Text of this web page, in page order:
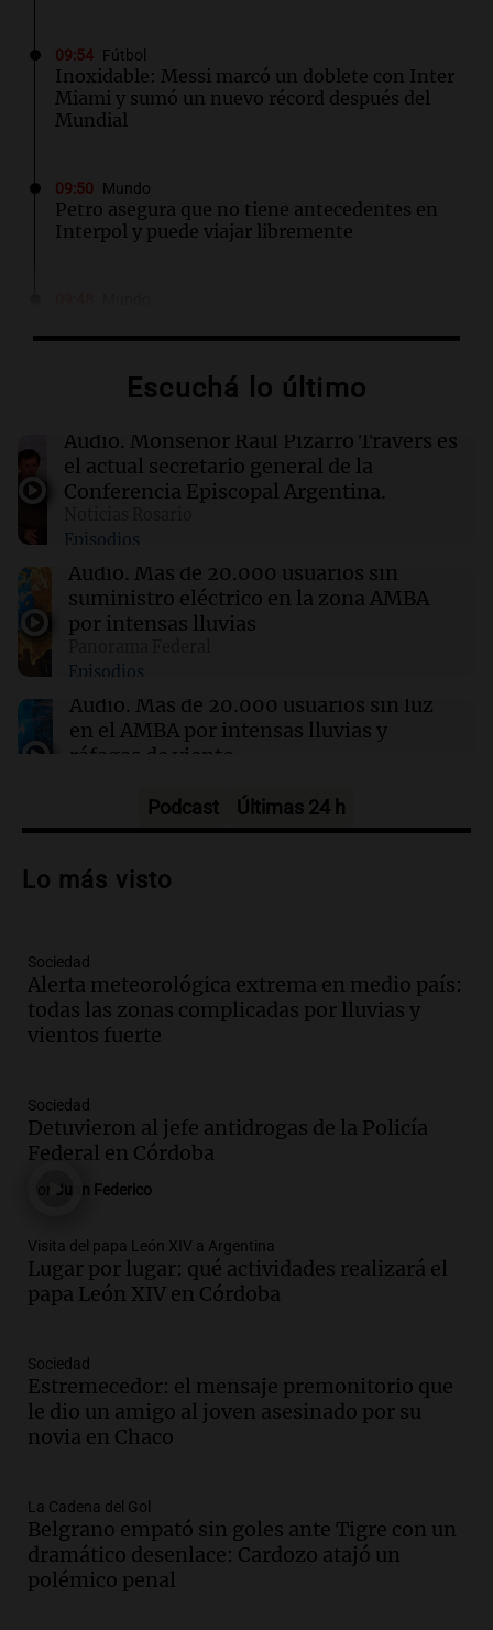
09:54 Fútbol
Inoxidable: Messi marcó un doblete con Inter
Miami y sumó un nuevo récord después del
Mundial
09:50 Mundo
Petro asegura que no tiene antecedentes en
Interpol y puede viajar libremente
mortal en Múnich que dejó dos muertos
Del semáforo a la universidad: la
conmovedora historia de "El Duende" y su
hija violinista
09:35 Sociedad
Detienen a un jefe de la Policía Federal en
Córdoba por robo y abuso de poder
Campaz volvió a entrenar con Central y su
salida al América quedó en suspenso
Escuchá lo último
Audio. Monseñor Raúl Pizarro Travers es
el actual secretario general de la
Conferencia Episcopal Argentina.
Episodios
Audio. Más de 20.000 usuarios sin
suministro eléctrico en la zona AMBA
por intensas lluvias
Episodios
Audio. Más de 20.000 usuarios sin luz
en el AMBA por intensas lluvias y
ráfagas de viento
Audio.Jesús María implementa estrictas
mejorar la seguridad vial
Audio.
Raúl Bondartusen destaca la
urgencia de resolver la crisis educativa
en Tierra del Fuego
Panorama Federal
Audio.
seis meses de prisión por presentar
certificados médicos falsos
Episodios
Audio.
Rafaela propone aumento del
40% en la Unidad de Cuenta Municipal
para afrontar costos
Panorama Federal
Audio.
contra proyecto de inviolabilidad de la
propiedad privada
Panorama Federal
Audio. Ataque a balazos en Rafaela:
disparos contra una vivienda y vehículos
en los barrios Nogales
Panorama Federal
Episodios
Podcast Últimas 24 h
Lo más visto
Sociedad
Alerta meteorológica extrema en medio país:
todas las zonas complicadas por lluvias y
vientos fuerte
Sociedad
Detuvieron al jefe antidrogas de la Policía
Federal en Córdoba
Juan Federico
Visita del papa León XIV a Argentina
Lugar por lugar: qué actividades realizará el
papa León XIV en Córdoba
Sociedad
Estremecedor: el mensaje premonitorio que
le dio un amigo al joven asesinado por su
novia en Chaco
La Cadena del Gol
Belgrano empató sin goles ante Tigre con un
dramático desenlace: Cardozo atajó un
polémico penal